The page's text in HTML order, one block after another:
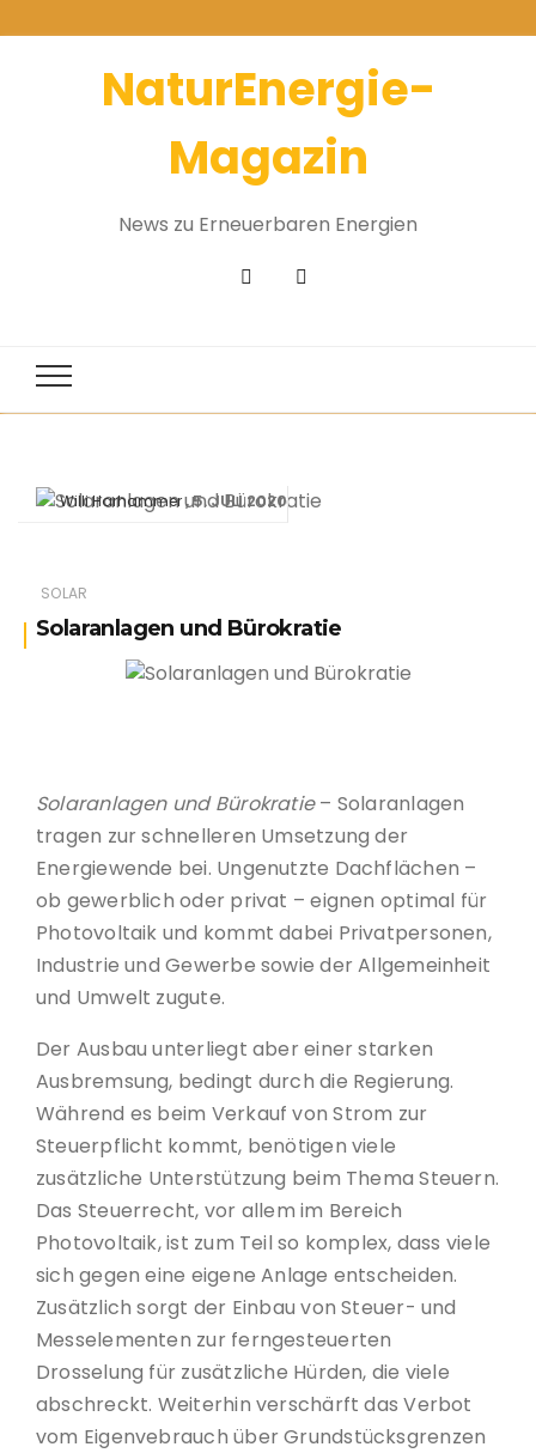
NaturEnergie-
Magazin
News zu Erneuerbaren Energien
SOLAR
Solaranlagen und Bürokratie
Willi Harhammer 5. JULI 2020
Solaranlagen und Bürokratie– Solaranlagen
tragen zur schnelleren Umsetzung der
Energiewende bei. Ungenutzte Dachflächen –
ob gewerblich oder privat – eignen optimal für
Photovoltaik und kommt dabei Privatpersonen,
Industrie und Gewerbe sowie der Allgemeinheit
und Umwelt zugute.
Der Ausbau unterliegt aber einer starken
Ausbremsung, bedingt durch die Regierung.
Während es beim Verkauf von Strom zur
Steuerpflicht kommt, benötigen viele
zusätzliche Unterstützung beim Thema Steuern.
Das Steuerrecht, vor allem im Bereich
Photovoltaik, ist zum Teil so komplex, dass viele
sich gegen eine eigene Anlage entscheiden.
Zusätzlich sorgt der Einbau von Steuer- und
Messelementen zur ferngesteuerten
Drosselung für zusätzliche Hürden, die viele
abschreckt. Weiterhin verschärft das Verbot
vom Eigenvebrauch über Grundstücksgrenzen